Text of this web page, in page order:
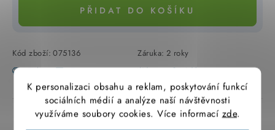
K personalizaci obsahu a reklam, poskytování funkcí
sociálních médií a analýze naší návštěvnosti
využíváme soubory cookies. Více informacízde.
SVÍTIDLA technická
VÝPRODEJ
Položky bez zařazené kategorie dle výrobců
PŘIDAT DO KOŠÍKU
Kód zboží: 075136 Záruka: 2 roky
Tisk
Zeptat se Hlídat Sdílet
Popis produktu